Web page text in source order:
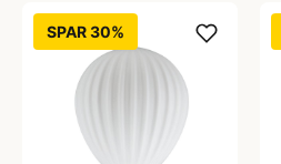
SPAR 30%